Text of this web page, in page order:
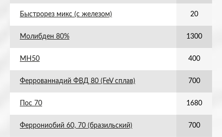
Быстрорез микс (с железом) 20
Молибден 80% 1300
МН50 400
Феррованнадий ФВД 80 (FeV сплав) 700
Пос 70 1680
Феррониобий 60, 70 (бразильский) 700